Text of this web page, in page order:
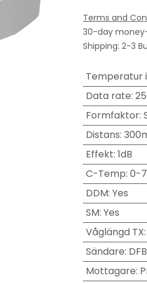
Terms and
30-day
Shipping: 2-3
Temperatur
Data rate:
Formfaktor:
Distans:
Effekt: 1dB
C-Temp: 0-
DDM: Yes
SM: Yes
Våglängd TX:
Sändare: DFB
Mottagare: